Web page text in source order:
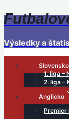
Skip
to
Výsledky a
Slovensko
1. liga –
2. liga –
Anglicko
Premier